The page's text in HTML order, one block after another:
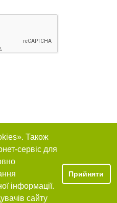
Також
сервіс для
інформації.
сайту
Прийняти